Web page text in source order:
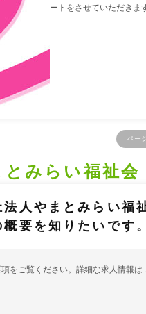
ートをさせていただきま
ペー
みらい福祉
法人やまとみらい福
要を知りたいです。
をご覧ください。詳細な求人情報は